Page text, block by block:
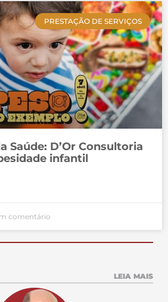
PRESTAÇÃO DE SERVIÇOS
Saúde: D’Or Consultoria
infantil
comentário
LEIA MAIS